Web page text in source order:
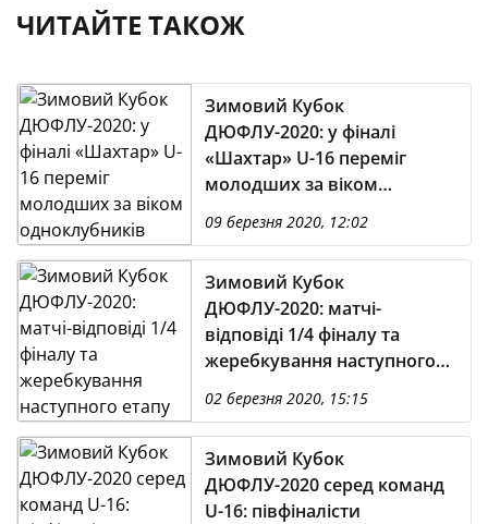
ЧИТАЙТЕ ТАКОЖ
Зимовий Кубок
ДЮФЛУ-2020: у фіналі
«Шахтар» U-16 переміг
молодших за віком
одноклубників
09 березня 2020, 12:02
Зимовий Кубок
ДЮФЛУ-2020: матчі-
відповіді 1/4 фіналу та
жеребкування наступного
етапу
02 березня 2020, 15:15
Зимовий Кубок
ДЮФЛУ-2020 серед команд
U-16: півфіналісти